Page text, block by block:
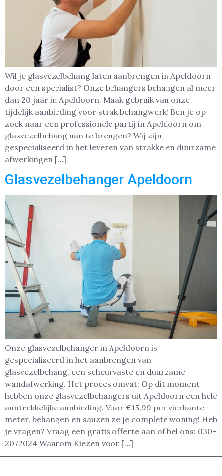
Wil je glasvezelbehang laten aanbrengen in Apeldoorn
door een specialist? Onze behangers behangen al meer
dan 20 jaar in Apeldoorn. Maak gebruik van onze
tijdelijk aanbieding voor strak behangwerk! Ben je op
zoek naar een professionele partij in Apeldoorn om
glasvezelbehang aan te brengen? Wij zijn
gespecialiseerd in het leveren van strakke en duurzame
afwerkingen […]
Glasvezelbehanger Apeldoorn
Onze glasvezelbehanger in Apeldoorn is
gespecialiseerd in het aanbrengen van
glasvezelbehang, een scheurvaste en duurzame
wandafwerking. Het proces omvat: Op dit moment
hebben onze glasvezelbehangers uit Apeldoorn een hele
aantrekkelijke aanbieding. Voor €15,99 per vierkante
meter, behangen en sauzen ze je complete woning! Heb
je vragen? Vraag een gratis offerte aan of bel ons: 030-
2072024 Waarom Kiezen voor […]